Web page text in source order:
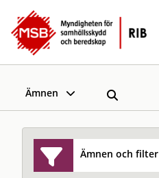
Ämnen
Ämnen och filter